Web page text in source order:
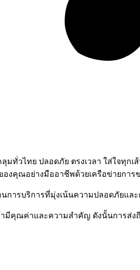
ทั่วไทย ปลอดภัย ตรงเวลา ใส่ใจทุก
งคุณอย่างมืออาชีพด้วยเครือข่ายการ
ารบริการที่มุ่งเน้นความปลอดภัยและ
คุณค่าและความสำคัญ ดังนั้นการส่ง